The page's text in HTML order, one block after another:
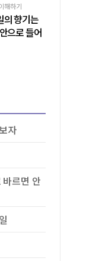
해하기
의 향기는
으로 들어
자
르면 안